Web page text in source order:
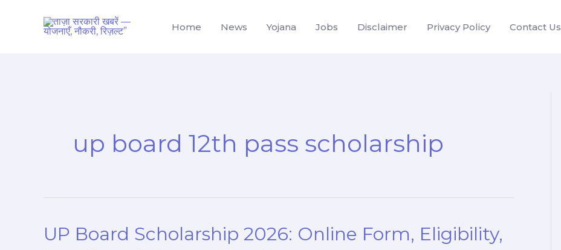
Home News Yojana Jobs Disclaimer Privacy Policy Contact Us
up board 12th pass scholarship
UP Board Scholarship 2026: Online Form, Eligibility,
UP